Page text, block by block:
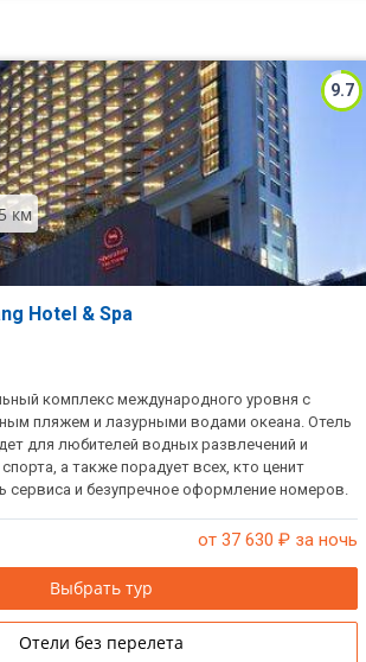
9.7
км
Hotel & Spa
комплекс международного уровня с
пляжем и лазурными водами океана. Отель
для любителей водных развлечений и
а также порадует всех, кто ценит
сервиса и безупречное оформление номеров.
от 37 630 ₽ за ночь
Выбрать тур
Отели без перелета